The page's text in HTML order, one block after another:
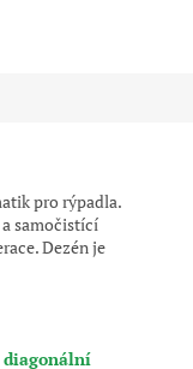
pro rýpadla.
samočistící
Dezén je